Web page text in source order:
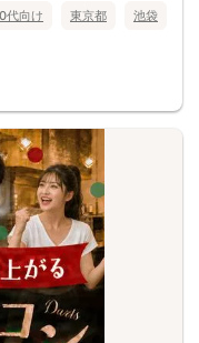
代向け 東京都 池袋